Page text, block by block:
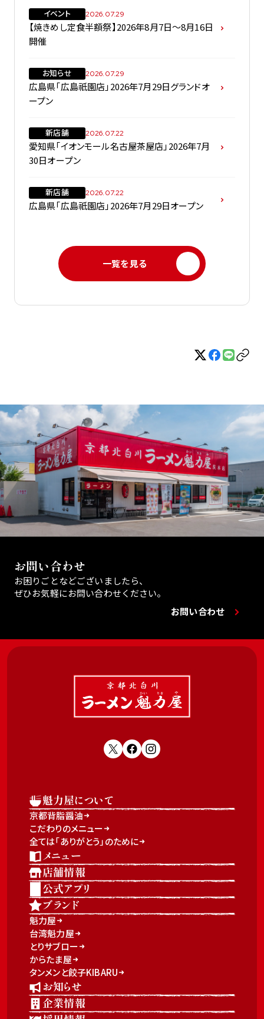
イベント 2026.07.29
【焼きめし定食半額祭】2026年8月7日～8月16日
開催
お知らせ 2026.07.29
広島県「広島祇園店」2026年7月29日グランドオ
ープン
新店舗 2026.07.22
愛知県「イオンモール名古屋茶屋店」2026年7月
30日オープン
新店舗 2026.07.22
広島県「広島祇園店」2026年7月29日オープン
一覧を見る
お問い合わせ
お困りごとなどございましたら、
ぜひお気軽にお問い合わせください。
お問い合わせ
魁力屋について
京都背脂醤油
こだわりのメニュー
全ては「ありがとう」のために
メニュー
店舗情報
公式アプリ
ブランド
魁力屋
台湾魁力屋
とりサブロー
からたま屋
タンメンと餃子KIBARU
お知らせ
企業情報